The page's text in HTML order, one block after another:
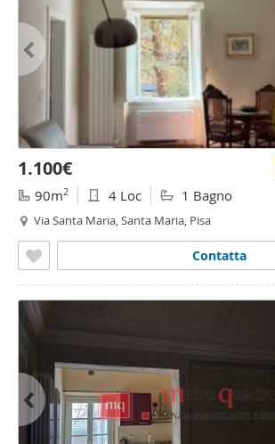
1.100€
90m2 4 Loc 1 Bagno
Via Santa Maria, Santa Maria, Pisa
Contatta